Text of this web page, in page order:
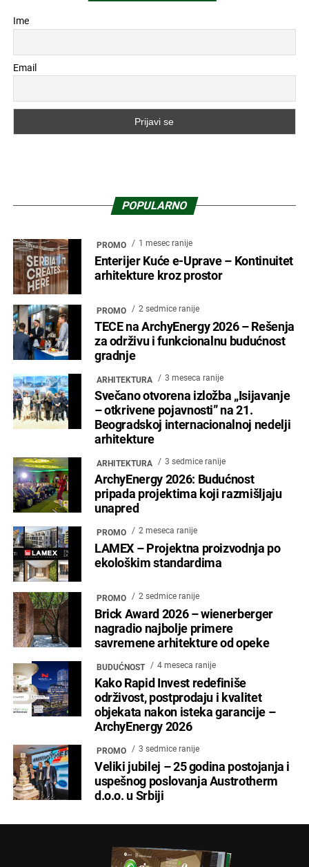
Ime
Email
POPULARNO
PROMO 1 mesec ranije
Enterijer Kuće e-Uprave – Kontinuitet
arhitekture kroz prostor
PROMO 2 sedmice ranije
TECE na ArchyEnergy 2026 – Rešenja
za održivu i funkcionalnu budućnost
gradnje
ARHITEKTURA 3 meseca ranije
Svečano otvorena izložba „Isijavanje
– otkrivene pojavnosti” na 21.
Beogradskoj internacionalnoj nedelji
arhitekture
ARHITEKTURA 3 sedmice ranije
ArchyEnergy 2026: Budućnost
pripada projektima koji razmišljaju
unapred
PROMO 2 meseca ranije
LAMEX – Projektna proizvodnja po
ekološkim standardima
PROMO 2 sedmice ranije
Brick Award 2026 – wienerberger
nagradio najbolje primere
savremene arhitekture od opeke
BUDUĆNOST 4 meseca ranije
Kako Rapid Invest redefiniše
održivost, postprodaju i kvalitet
objekata nakon isteka garancije –
ArchyEnergy 2026
PROMO 3 sedmice ranije
Veliki jubilej – 25 godina postojanja i
uspešnog poslovanja Austrotherm
d.o.o. u Srbiji